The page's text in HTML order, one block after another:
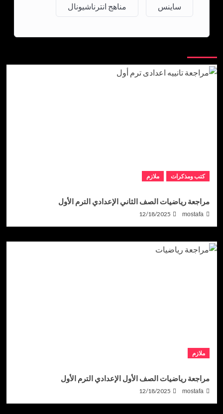
ساينس مناهج انترناشيونال
كتب ومذكرات ملازم
مراجعة رياضيات الصف الثاني الإعدادي الترم الأول
mostafa
12/18/2025
ملازم
مراجعة رياضيات الصف الأول الإعدادي الترم الأول
mostafa
12/18/2025